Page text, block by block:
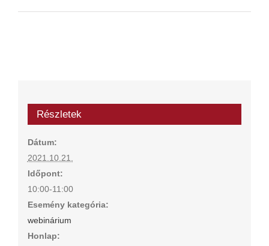
Részletek
Dátum:
2021.10.21.
Időpont:
10:00-11:00
Esemény kategória:
webinárium
Honlap: